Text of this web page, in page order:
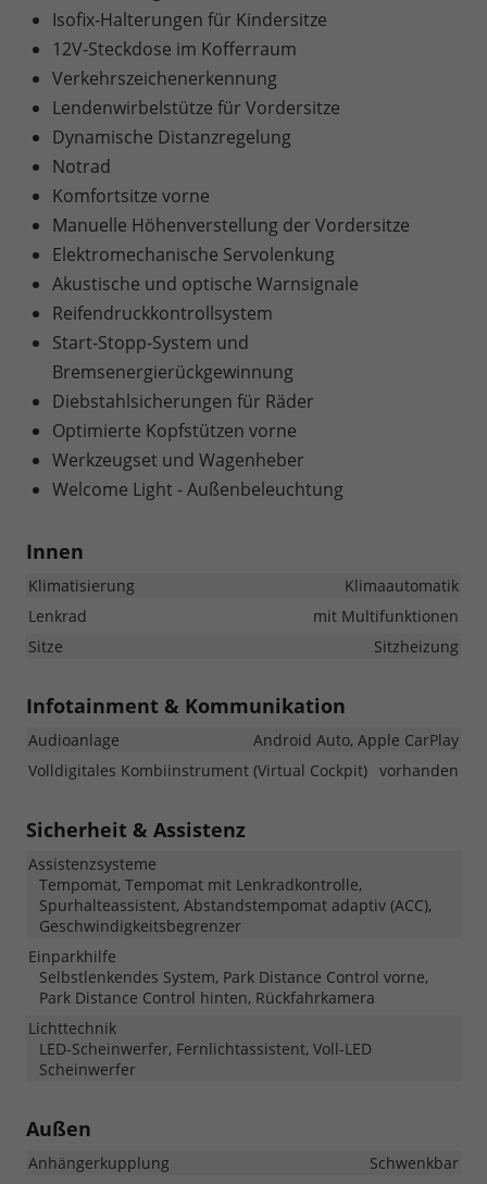
Isofix-Halterungen für Kindersitze
12V-Steckdose im Kofferraum
Verkehrszeichenerkennung
Lendenwirbelstütze für Vordersitze
Dynamische Distanzregelung
Notrad
Komfortsitze vorne
Manuelle Höhenverstellung der Vordersitze
Elektromechanische Servolenkung
Akustische und optische Warnsignale
Reifendruckkontrollsystem
Start-Stopp-System und
Bremsenergierückgewinnung
Diebstahlsicherungen für Räder
Optimierte Kopfstützen vorne
Werkzeugset und Wagenheber
Welcome Light - Außenbeleuchtung
Innen
Klimatisierung
Klimaautomatik
Lenkrad
mit Multifunktionen
Sitze
Sitzheizung
Infotainment & Kommunikation
Audioanlage
Android Auto, Apple CarPlay
Volldigitales Kombiinstrument (Virtual Cockpit) vorhanden
Sicherheit & Assistenz
Assistenzsysteme
Tempomat, Tempomat mit Lenkradkontrolle,
Spurhalteassistent, Abstandstempomat adaptiv (ACC),
Geschwindigkeitsbegrenzer
Einparkhilfe
Selbstlenkendes System, Park Distance Control vorne,
Park Distance Control hinten, Rückfahrkamera
Lichttechnik
LED-Scheinwerfer, Fernlichtassistent, Voll-LED
Scheinwerfer
Außen
Anhängerkupplung Schwenkbar